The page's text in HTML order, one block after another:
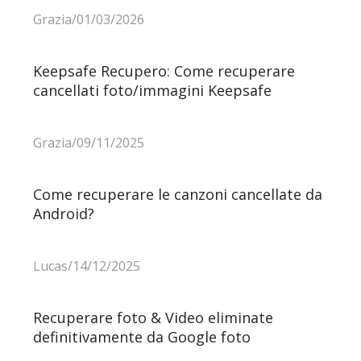
Grazia/01/03/2026
Keepsafe Recupero: Come recuperare
cancellati foto/immagini Keepsafe
Grazia/09/11/2025
Come recuperare le canzoni cancellate da
Android?
Lucas/14/12/2025
Recuperare foto & Video eliminate
definitivamente da Google foto